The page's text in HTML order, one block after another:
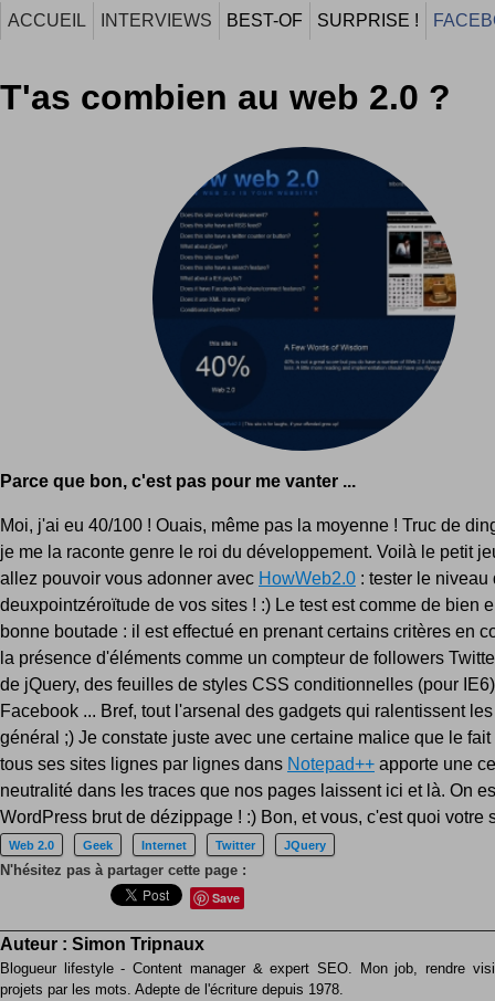
ACCUEIL INTERVIEWS BEST-OF SURPRISE !
T'as combien au web 2.0 ?
Parce que bon, c'est pas pour me vanter ...
Moi, j'ai eu 40/100 ! Ouais, même pas la moyenne ! Truc de
je me la raconte genre le roi du développement. Voilà le petit
allez pouvoir vous adonner avec HowWeb2.0 : tester le niveau
deuxpointzéroïtude de vos sites ! :) Le test est comme de bien
bonne boutade : il est effectué en prenant certains critères en
la présence d'éléments comme un compteur de followers
de jQuery, des feuilles de styles CSS conditionnelles (pour
Facebook ... Bref, tout l'arsenal des gadgets qui ralentissent
général ;) Je constate juste avec une certaine malice que le
tous ses sites lignes par lignes dans Notepad++ apporte une
neutralité dans les traces que nos pages laissent ici et là. On
WordPress brut de dézippage ! :) Bon, et vous, c'est quoi votre
Web 2.0 Geek Internet Twitter JQuery
N'hésitez pas à partager cette page :
Save
Auteur : Simon Tripnaux
Blogueur lifestyle - Content manager & expert SEO. Mon job, rendre
projets par les mots. Adepte de l'écriture depuis 1978.